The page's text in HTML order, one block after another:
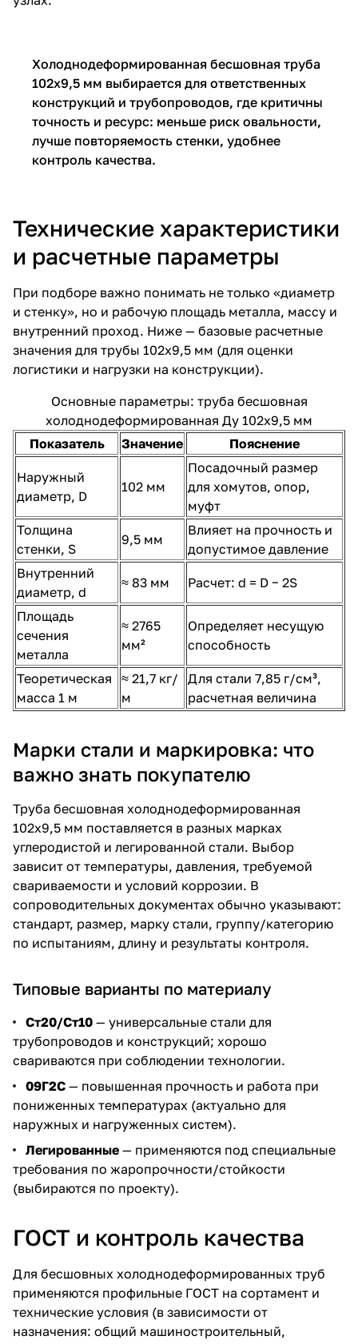
Холоднодеформированная бесшовная труба
102х9,5 мм выбирается для ответственных
конструкций и трубопроводов, где критичны
точность и ресурс: меньше риск овальности,
лучше повторяемость стенки, удобнее
контроль качества.
Технические характеристики
и расчетные параметры
При подборе важно понимать не только «диаметр
и стенку», но и рабочую площадь металла, массу и
внутренний проход. Ниже — базовые расчетные
значения для трубы 102х9,5 мм (для оценки
логистики и нагрузки на конструкции).
Основные параметры: труба бесшовная
холоднодеформированная Ду 102х9,5 мм
Показатель
Значение Пояснение
Наружный
диаметр, D
102 мм
Посадочный размер
для хомутов, опор,
муфт
Толщина
стенки, S
9,5 мм
Влияет на прочность и
допустимое давление
Внутренний
диаметр, d
≈ 83 мм Расчет: d = D − 2S
Площадь
сечения
металла
≈ 2765
мм²
Определяет несущую
способность
Теоретическая
масса 1 м
≈ 21,7 кг/
м
Для стали 7,85 г/см³,
расчетная величина
Марки стали и маркировка: что
важно знать покупателю
Труба бесшовная холоднодеформированная
102х9,5 мм поставляется в разных марках
углеродистой и легированной стали. Выбор
зависит от температуры, давления, требуемой
свариваемости и условий коррозии. В
сопроводительных документах обычно указывают:
стандарт, размер, марку стали, группу/категорию
по испытаниям, длину и результаты контроля.
Типовые варианты по материалу
Ст20/Ст10 — универсальные стали для
трубопроводов и конструкций; хорошо
свариваются при соблюдении технологии.
09Г2С — повышенная прочность и работа при
пониженных температурах (актуально для
наружных и нагруженных систем).
Легированные — применяются под специальные
требования по жаропрочности/стойкости
(выбираются по проекту).
ГОСТ и контроль качества
Для бесшовных холоднодеформированных труб
применяются профильные ГОСТ на сортамент и
технические условия (в зависимости от
назначения: общий машиностроительный,